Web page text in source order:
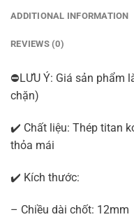
ADDITIONAL INFORMATION
REVIEWS (0)
⛔LƯU Ý: Giá sản phẩm
chặn)
✔️ Chất liệu: Thép titan
thỏa mái
✔️ Kích thước:
– Chiều dài chốt: 12mm